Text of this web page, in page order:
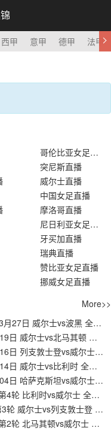
西甲 意甲 德甲 法甲
哥伦比亚女足直播
突尼斯直播
威尔士直播
中国女足直播
摩洛哥直播
尼日利亚女足直播
牙买加直播
瑞典直播
赞比亚女足直播
挪威女足直播
More>>
【世预赛欧洲区附加赛半决赛】2026年03月27日 威尔士vs波黑 全场录像在线回放
【世预赛欧洲区小组赛J组】2025年11月19日 威尔士vs北马其顿 全场录像在线回放
【世预赛欧洲区小组赛J组】2025年11月16日 列支敦士登vs威尔士 全场录像在线回放
【世预赛欧洲区小组赛J组】2025年10月14日 威尔士vs比利时 全场录像在线回放
【世预赛欧洲区小组赛J组】2025年09月04日 哈萨克斯坦vs威尔士 全场录像在线回放
2025年6月10日 世预赛欧洲区小组赛J组第4轮 比利时vs威尔士 全场录像回放
2025年6月7日 世预赛欧洲区小组赛J组第3轮 威尔士vs列支敦士登 全场录像回放
2025年3月26日 世预赛欧洲区小组赛J组第2轮 北马其顿vs威尔士 全场录像回放